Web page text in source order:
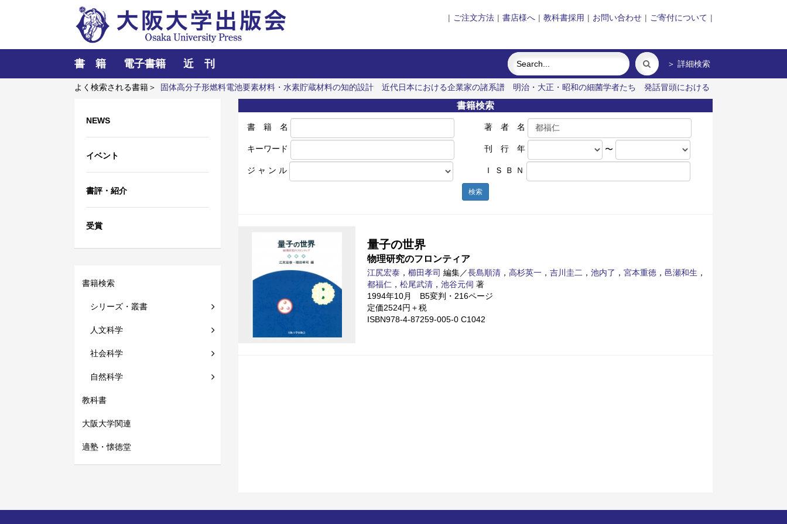
| ご注文方法 | 書店様へ | 教科書採用 | お問い合わせ | ご寄付について |
書 籍 電子書籍 近 刊 ＞ 詳細検索
よく検索される書籍＞ 固体高分子形燃料電池要素材料・水素貯蔵材料の知的設計 近代日本における企業家の諸系譜 明治・大正・昭和の細菌学者たち
発話冒頭における
レーザーとプラズマと粒子ビーム ポンプの流体力学
NEWS
イベント
書評・紹介
受賞
書籍検索
シリーズ・叢書
人文科学
社会科学
自然科学
教科書
大阪大学関連
適塾・懐徳堂
書籍検索
書 籍 名 著 者 名
キーワード 刊 行 年 〜
ジ ャ ン ル Ｉ Ｓ Ｂ Ｎ
検索
量子の世界
物理研究のフロンティア
江尻宏泰 ， 櫛田孝司 編集／長島順清 ， 高杉英一 ， 吉川圭二 ， 池内了 ， 宮本重徳 ， 邑瀬和生 ，
都福仁 ， 松尾武清 ， 池谷元伺 著
1994年10月 B5変判・216ページ
定価2524円＋税
ISBN978-4-87259-005-0 C1042